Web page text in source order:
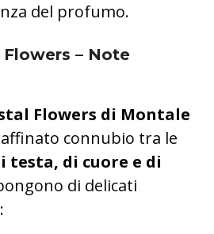
del profumo.
– Note
Flowers di Montale
connubio tra le
di cuore e di
di delicati